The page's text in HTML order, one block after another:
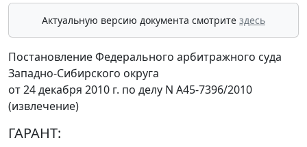
Актуальную версию документа смотрите здесь
Постановление Федерального арбитражного суда
Западно-Сибирского округа
от 24 декабря 2010 г. по делу N А45-7396/2010
(извлечение)
ГАРАНТ: